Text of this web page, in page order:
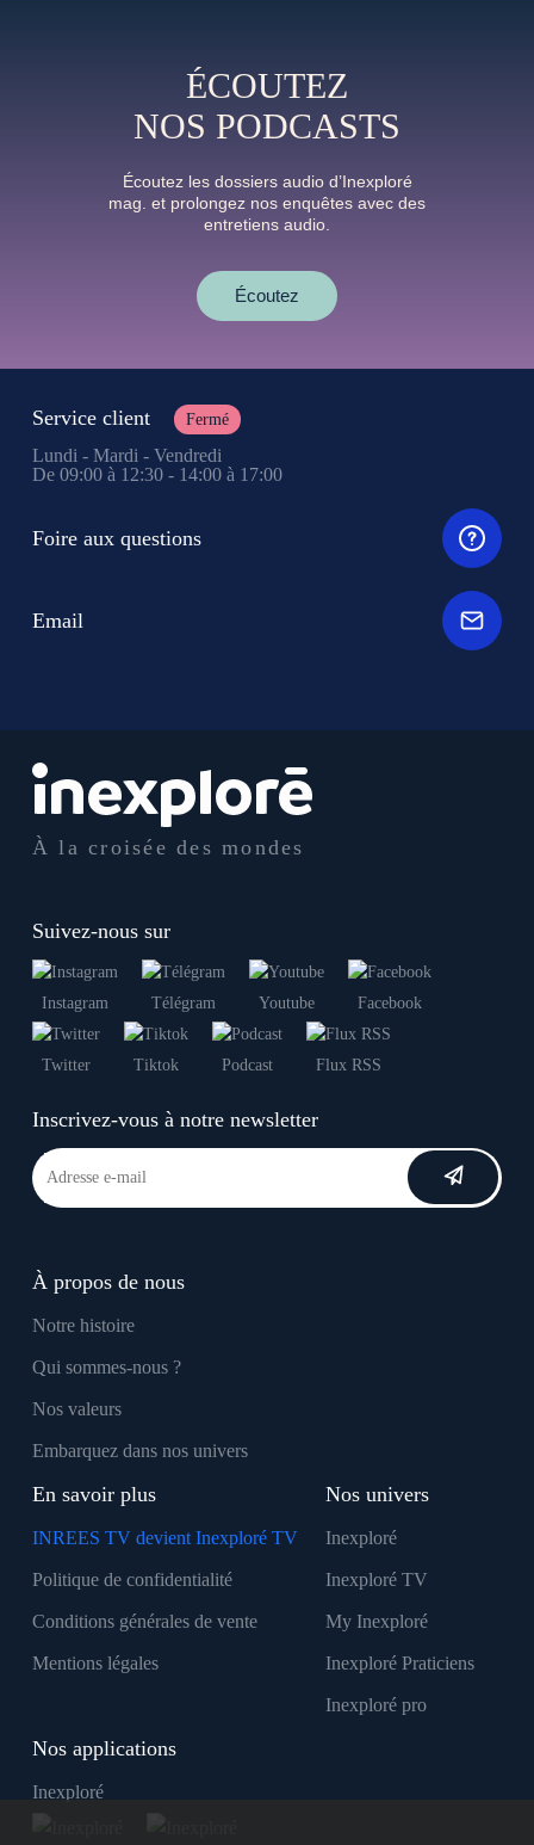
ÉCOUTEZ
NOS PODCASTS
Écoutez les dossiers audio d’Inexploré
mag. et prolongez nos enquêtes avec des
entretiens audio.
Écoutez
À la croisée des mondes
Suivez-nous sur
Instagram Télégram Youtube Facebook
Twitter Tiktok Podcast Flux RSS
Inscrivez-vous à notre newsletter
À propos de nous
Notre histoire
Qui sommes-nous ?
Nos valeurs
Embarquez dans nos univers
En savoir plus
INREES TV devient Inexploré TV
Politique de confidentialité
Conditions générales de vente
Mentions légales
Nos univers
Inexploré
Inexploré TV
My Inexploré
Inexploré Praticiens
Inexploré pro
Nos applications
Inexploré
Service client Fermé
Lundi - Mardi - Vendredi
De 09:00 à 12:30 - 14:00 à 17:00
Foire aux questions
Email